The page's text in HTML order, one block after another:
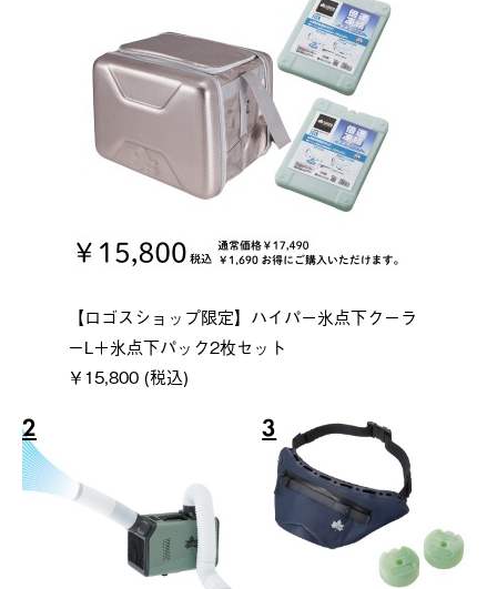
【ロゴスショップ限定】ハイパー氷点下クーラ
ーL＋氷点下パック2枚セット
￥15,800 (税込)
2 3